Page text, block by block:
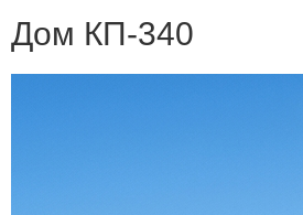
Дом КП-340